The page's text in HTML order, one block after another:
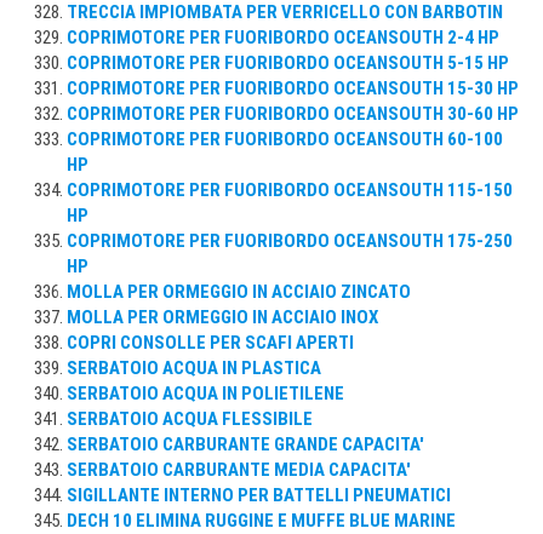
TRECCIA IMPIOMBATA PER VERRICELLO CON BARBOTIN
COPRIMOTORE PER FUORIBORDO OCEANSOUTH 2-4 HP
COPRIMOTORE PER FUORIBORDO OCEANSOUTH 5-15 HP
COPRIMOTORE PER FUORIBORDO OCEANSOUTH 15-30 HP
COPRIMOTORE PER FUORIBORDO OCEANSOUTH 30-60 HP
COPRIMOTORE PER FUORIBORDO OCEANSOUTH 60-100
HP
COPRIMOTORE PER FUORIBORDO OCEANSOUTH 115-150
HP
COPRIMOTORE PER FUORIBORDO OCEANSOUTH 175-250
HP
MOLLA PER ORMEGGIO IN ACCIAIO ZINCATO
MOLLA PER ORMEGGIO IN ACCIAIO INOX
COPRI CONSOLLE PER SCAFI APERTI
SERBATOIO ACQUA IN PLASTICA
SERBATOIO ACQUA IN POLIETILENE
SERBATOIO ACQUA FLESSIBILE
SERBATOIO CARBURANTE GRANDE CAPACITA'
SERBATOIO CARBURANTE MEDIA CAPACITA'
SIGILLANTE INTERNO PER BATTELLI PNEUMATICI
DECH 10 ELIMINA RUGGINE E MUFFE BLUE MARINE